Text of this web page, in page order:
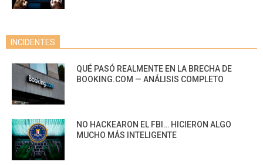
INCIDENTES
QUÉ PASÓ REALMENTE EN LA BRECHA DE
BOOKING.COM — ANÁLISIS COMPLETO
NO HACKEARON EL FBI… HICIERON ALGO
MUCHO MÁS INTELIGENTE